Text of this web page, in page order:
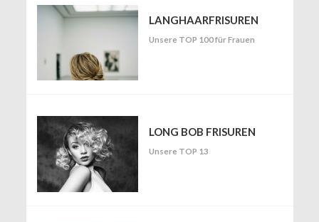
LANGHAARFRISUREN
Unsere TOP 100 für Frauen
LONG BOB FRISUREN
Unsere TOP 13